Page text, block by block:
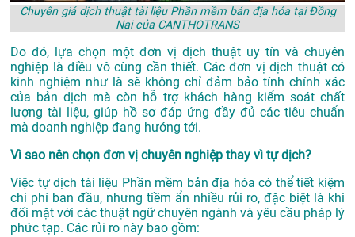
Chuyên giá dịch thuật tài liệu Phần mềm bản địa hóa tại Đồng
Nai của CANTHOTRANS
Do đó, lựa chọn một đơn vị dịch thuật uy tín và chuyên
nghiệp là điều vô cùng cần thiết. Các đơn vị dịch thuật có
kinh nghiệm như là sẽ không chỉ đảm bảo tính chính xác
của bản dịch mà còn hỗ trợ khách hàng kiểm soát chất
lượng tài liệu, giúp hồ sơ đáp ứng đầy đủ các tiêu chuẩn
mà doanh nghiệp đang hướng tới.
Vì sao nên chọn đơn vị chuyên nghiệp thay vì tự dịch?
Việc tự dịch tài liệu Phần mềm bản địa hóa có thể tiết kiệm
chi phí ban đầu, nhưng tiềm ẩn nhiều rủi ro, đặc biệt là khi
đối mặt với các thuật ngữ chuyên ngành và yêu cầu pháp lý
phức tạp. Các rủi ro này bao gồm: